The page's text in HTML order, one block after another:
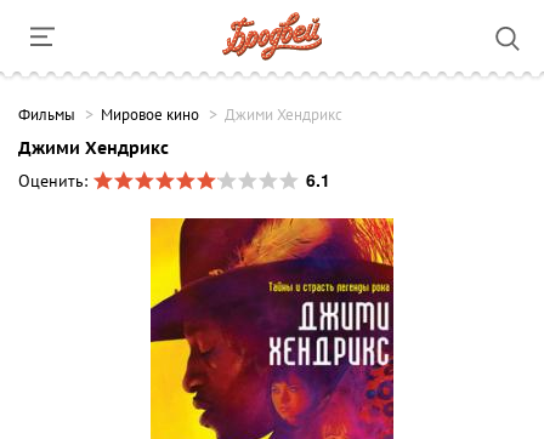
Фильмы Мировое кино Джими Хендрикс
Джими Хендрикс
Оценить:
6.1